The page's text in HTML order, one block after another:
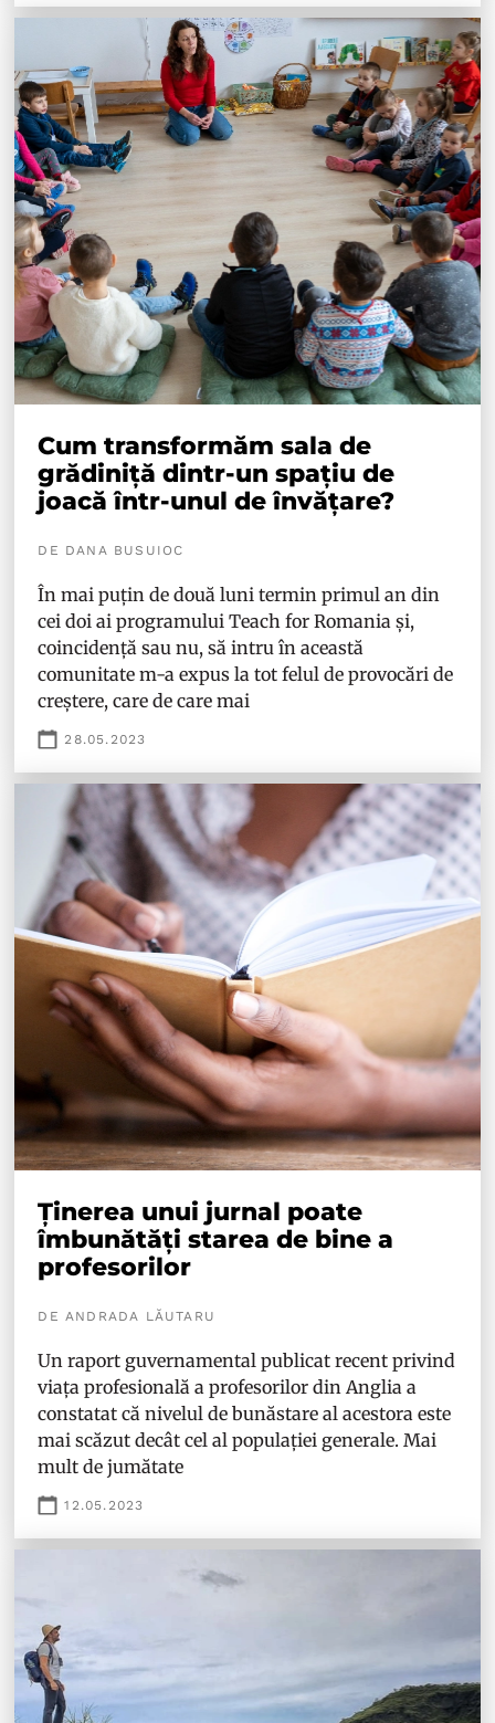
Cum transformăm sala de
grădiniță dintr-un spațiu de
joacă într-unul de învățare?
DE DANA BUSUIOC
În mai puțin de două luni termin primul an din
cei doi ai programului Teach for Romania și,
coincidență sau nu, să intru în această
comunitate m-a expus la tot felul de provocări de
creștere, care de care mai
28.05.2023
Ținerea unui jurnal poate
îmbunătăți starea de bine a
profesorilor
DE ANDRADA LĂUTARU
Un raport guvernamental publicat recent privind
viața profesională a profesorilor din Anglia a
constatat că nivelul de bunăstare al acestora este
mai scăzut decât cel al populației generale. Mai
mult de jumătate
12.05.2023